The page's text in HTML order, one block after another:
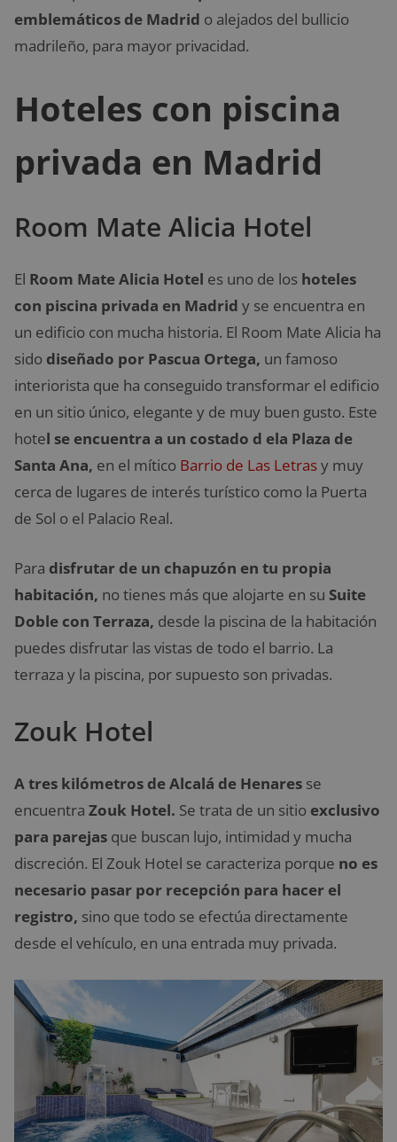
emblemáticos de Madrid o alejados del bullicio
madrileño, para mayor privacidad.
Hoteles con piscina
privada en Madrid
Room Mate Alicia Hotel
El Room Mate Alicia Hotel es uno de los hoteles
con piscina privada en Madrid y se encuentra en
un edificio con mucha historia. El Room Mate Alicia ha
sido diseñado por Pascua Ortega, un famoso
interiorista que ha conseguido transformar el edificio
en un sitio único, elegante y de muy buen gusto. Este
hotel se encuentra a un costado d ela Plaza de
Santa Ana, en el mítico Barrio de Las Letrasy muy
cerca de lugares de interés turístico como la Puerta
de Sol o el Palacio Real.
Para disfrutar de un chapuzón en tu propia
habitación, no tienes más que alojarte en su Suite
Doble con Terraza, desde la piscina de la habitación
puedes disfrutar las vistas de todo el barrio. La
terraza y la piscina, por supuesto son privadas.
Zouk Hotel
A tres kilómetros de Alcalá de Henares se
encuentra Zouk Hotel. Se trata de un sitio exclusivo
para parejas que buscan lujo, intimidad y mucha
discreción. El Zouk Hotel se caracteriza porque no es
necesario pasar por recepción para hacer el
registro, sino que todo se efectúa directamente
desde el vehículo, en una entrada muy privada.